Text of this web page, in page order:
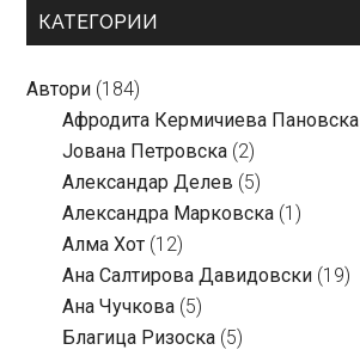
КАТЕГОРИИ
Автори (184)
Aфродита Кермичиева Пановска
Јована Петровска (2)
Александар Делев (5)
Александра Марковска (1)
Алма Хот (12)
Ана Салтирова Давидовски (19)
Ана Чучкова (5)
Благица Ризоска (5)